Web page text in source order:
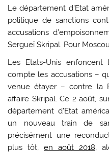
Le département d’Etat
politique de sanctions
accusations
Sergueï Skripal. Pour
Les Etats-Unis
compte les accusations –
venue étayer – contre la
affaire Skripal. Ce 2 août,
département d’Etat
un nouveau train de
précisément une
plus tôt,en août 2018,